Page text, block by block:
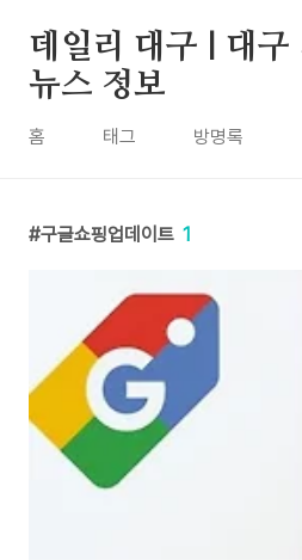
데일리 대구 | 대구
뉴스 정보
홈 태그 방명록
구글쇼핑업데이트 1